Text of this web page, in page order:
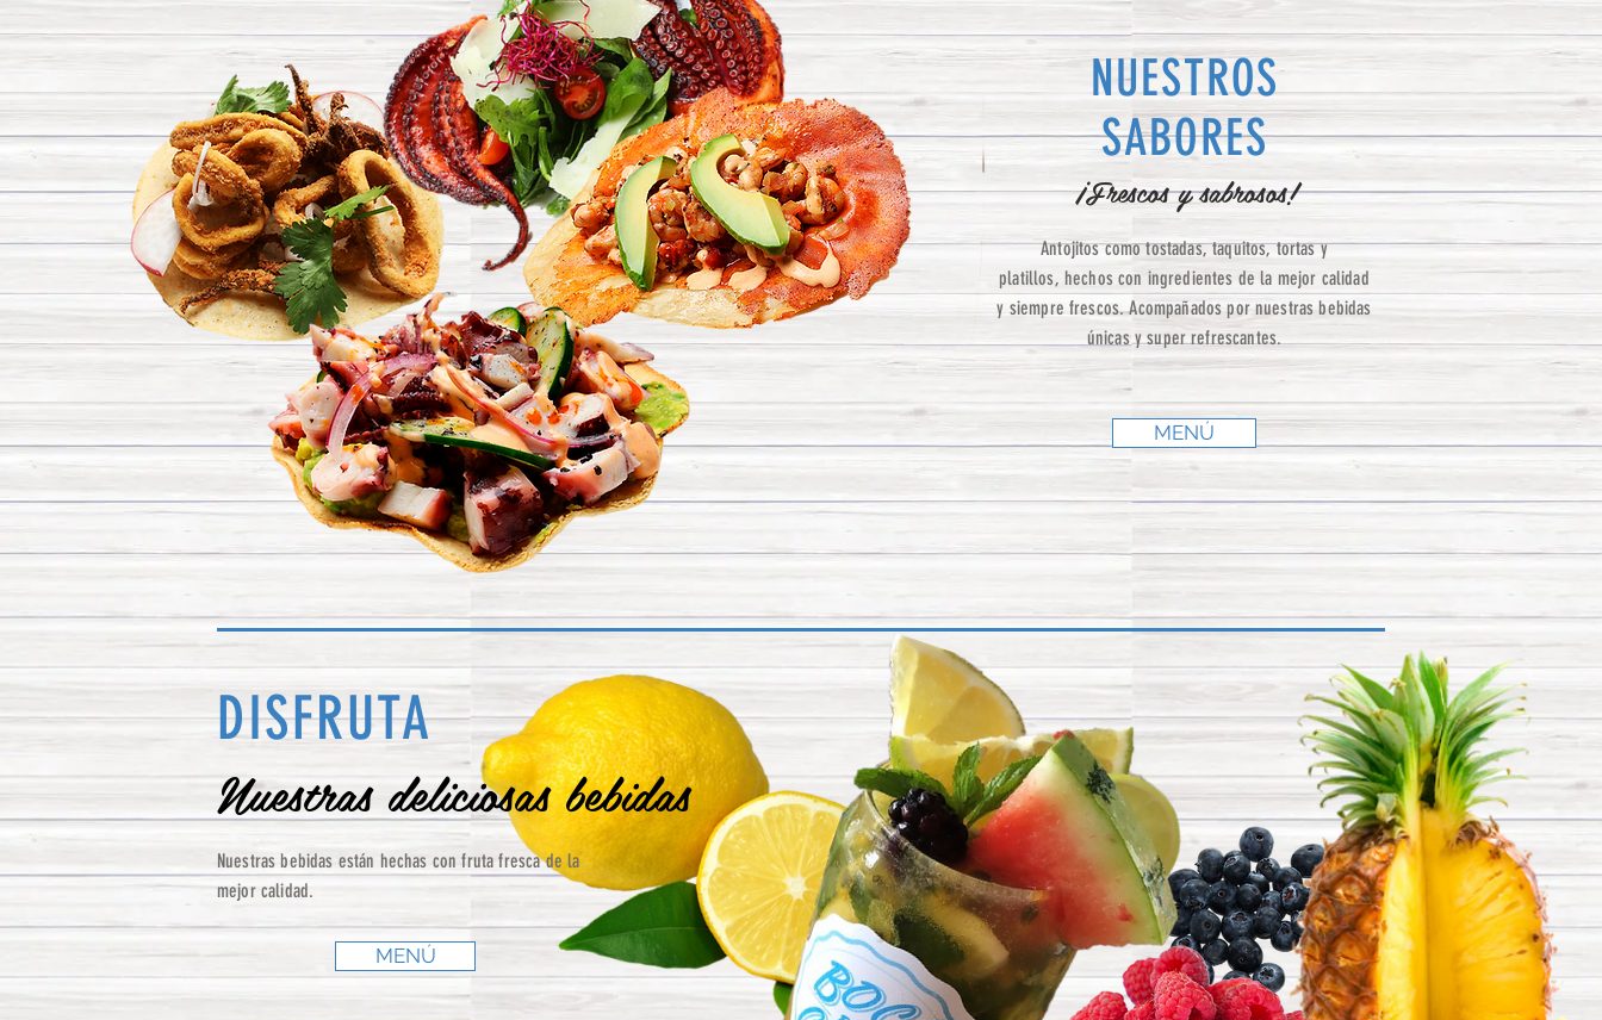
NUESTROS
SABORES
¡Frescos y sabrosos!
Antojitos como tostadas, taquitos, tortas y
platillos, hechos con ingredientes de la mejor calidad
y siempre frescos. Acompañados por nuestras bebidas
únicas y super refrescantes.
MENÚ
DISFRUTA
Nuestrasdeliciosas bebidas
MENÚ
Nuestras bebidas están hechas con fruta fresca de la
mejor calidad.